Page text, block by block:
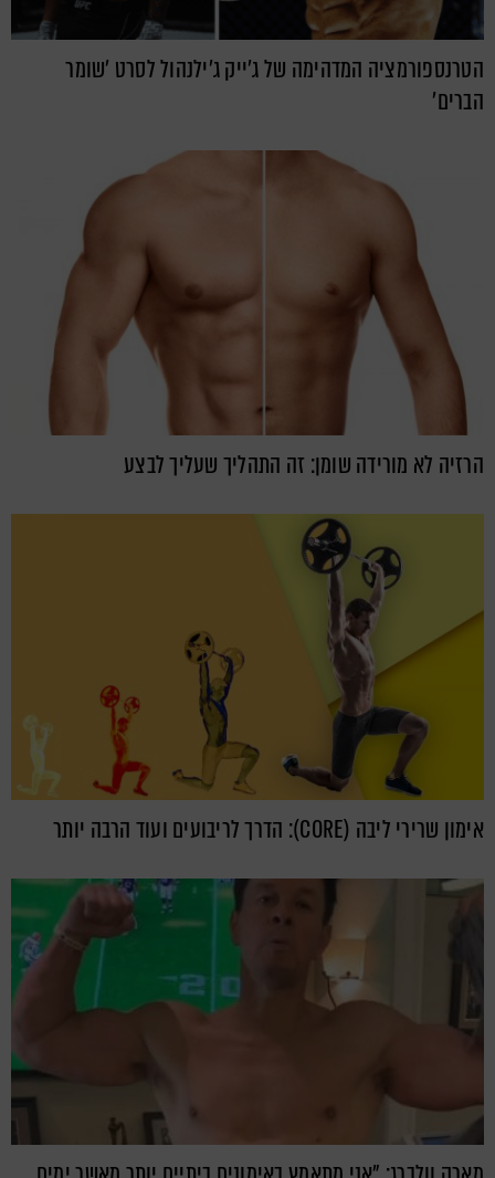
הטרנספורמציה המדהימה של ג'ייק ג'ילנהול לסרט 'שומר
הברים'
הרזיה לא מורידה שומן: זה התהליך שעליך לבצע
אימון שרירי ליבה (CORE): הדרך לריבועים ועוד הרבה יותר